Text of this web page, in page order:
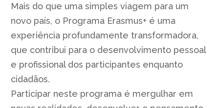
Mais do que uma simples viagem para um
novo país, o Programa Erasmus+ é uma
experiência profundamente transformadora,
que contribui para o desenvolvimento pessoal
e profissional dos participantes enquanto
cidadãos.
Participar neste programa é mergulhar em